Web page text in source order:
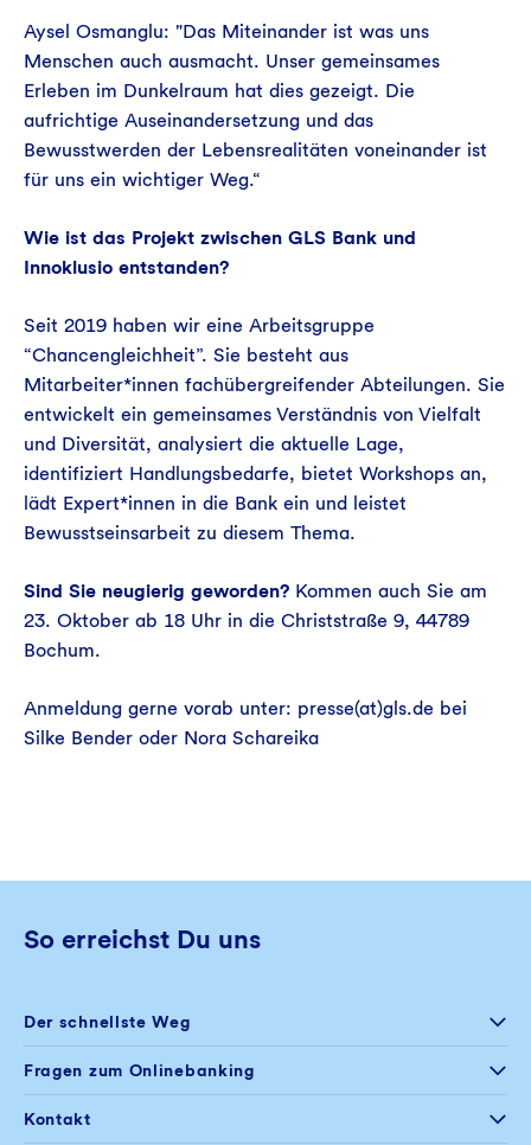
Aysel Osmanglu: "Das Miteinander ist was uns
Menschen auch ausmacht. Unser gemeinsames
Erleben im Dunkelraum hat dies gezeigt. Die
aufrichtige Auseinandersetzung und das
Bewusstwerden der Lebensrealitäten voneinander ist
für uns ein wichtiger Weg.“
Wie ist das Projekt zwischen GLS Bank und
Innoklusio entstanden?
Seit 2019 haben wir eine Arbeitsgruppe
“Chancengleichheit”. Sie besteht aus
Mitarbeiter*innen fachübergreifender Abteilungen. Sie
entwickelt ein gemeinsames Verständnis von Vielfalt
und Diversität, analysiert die aktuelle Lage,
identifiziert Handlungsbedarfe, bietet Workshops an,
lädt Expert*innen in die Bank ein und leistet
Bewusstseinsarbeit zu diesem Thema.
Sind Sie neugierig geworden? Kommen auch Sie am
23. Oktober ab 18 Uhr in die Christstraße 9, 44789
Bochum.
Anmeldung gerne vorab unter: presse(at)gls.de bei
Silke Bender oder Nora Schareika
So erreichst Du uns
Der schnellste Weg
Selfservice
Postfach im
Fragen zum Onlinebanking
+49 234 5797 444
Kontakt